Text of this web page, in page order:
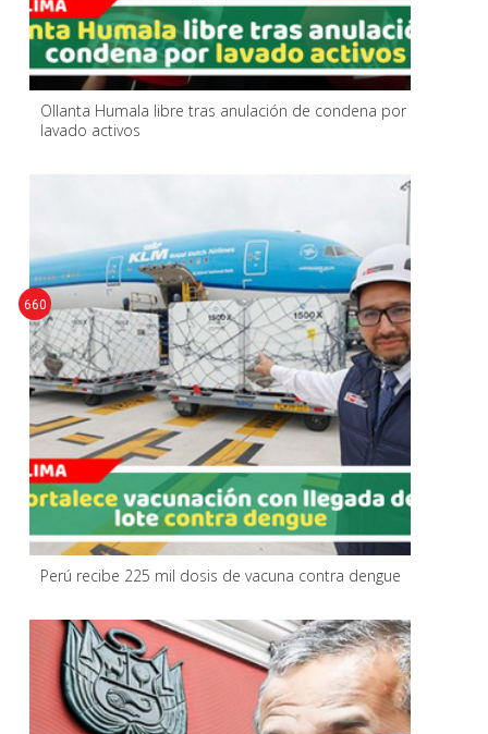
Ollanta Humala libre tras anulación de condena por
lavado activos
Perú recibe 225 mil dosis de vacuna contra dengue
660